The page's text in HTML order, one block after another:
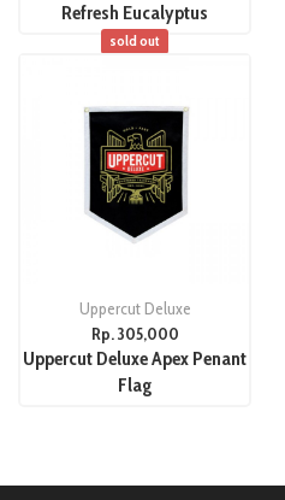
Refresh Eucalyptus
sold out
Uppercut Deluxe
Rp. 305,000
Uppercut Deluxe Apex Penant
Flag